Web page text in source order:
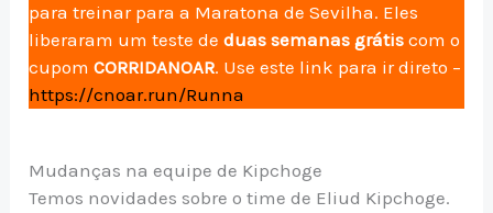
para treinar para a Maratona de Sevilha. Eles
liberaram um teste deduas semanas grátis com o
cupomCORRIDANOAR. Use este link para ir direto –
https://cnoar.run/Runna
Mudanças na equipe de Kipchoge
Temos novidades sobre o time de Eliud Kipchoge.